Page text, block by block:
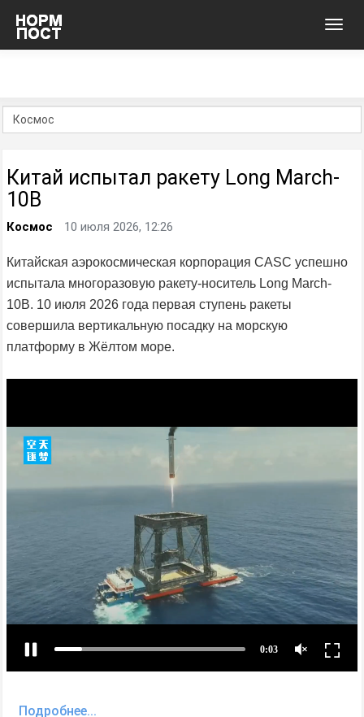
Китай испытал ракету Long March-
10B
Космос 10 июля 2026, 12:26
Китайская аэрокосмическая корпорация CASC успешно
испытала многоразовую ракету-носитель Long March-
10B. 10 июля 2026 года первая ступень ракеты
совершила вертикальную посадку на морскую
платформу в Жёлтом море.
Подробнее...